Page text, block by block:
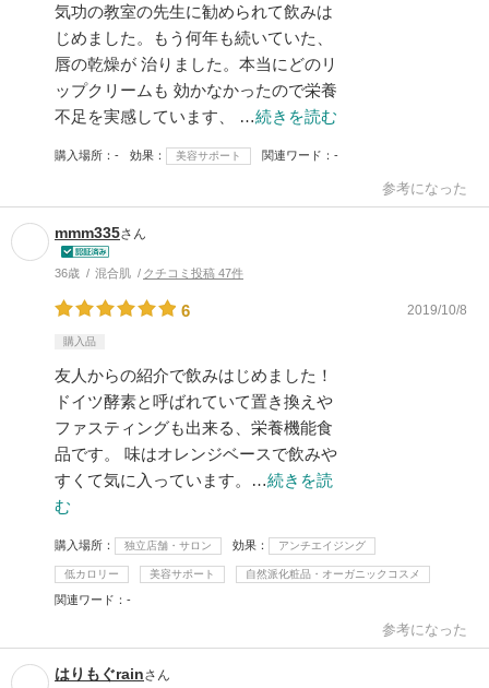
気功の教室の先生に勧められて飲みは
じめました。もう何年も続いていた、
唇の乾燥が 治りました。本当にどのリ
ップクリームも 効かなかったので栄養
不足を実感しています、 …続きを読む
購入場所 - 効果 美容サポート 関連ワード -
参考になった
mmm335さん
36歳 混合肌 クチコミ投稿 47件
6 2019/10/8
購入品
友人からの紹介で飲みはじめました！
ドイツ酵素と呼ばれていて置き換えや
ファスティングも出来る、栄養機能食
品です。 味はオレンジベースで飲みや
すくて気に入っています。…続きを読
む
購入場所 独立店舗・サロン 効果 アンチエイジング
低カロリー 美容サポート 自然派化粧品・オーガニックコスメ
関連ワード -
参考になった
はりもぐrainさん